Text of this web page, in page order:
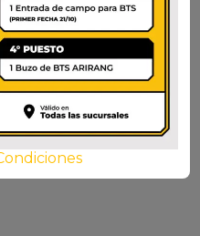
3.800
AÑADIR AL CARRITO